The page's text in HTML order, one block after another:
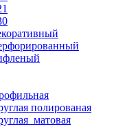
полированая
матовая